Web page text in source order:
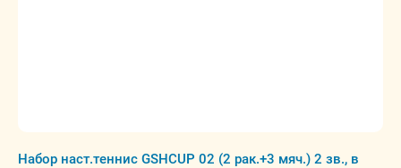
Набор наст.теннис GSHCUP 02 (2 рак.+3 мяч.) 2 зв., в